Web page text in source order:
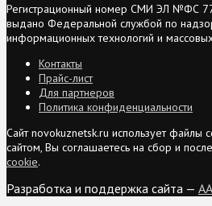
Регистрационный номер СМИ ЭЛ №ФС
выдано Федеральной службой по
информационных технологий и
Контакты
Прайс-лист
Для партнеров
Политика конфиденциальности
Сайт novokuznetsk.ru использует файлы
сайтом, Вы соглашаетесь на сбор и
cookie.
Разработка и поддержка сайта — AA